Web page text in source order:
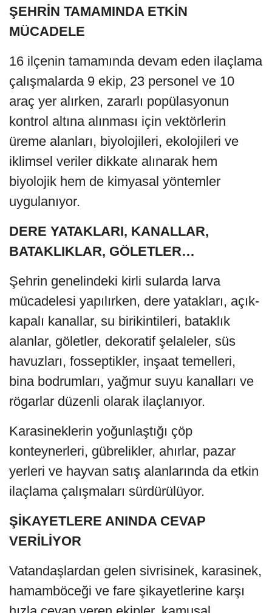
ŞEHRİN TAMAMINDA ETKİN
MÜCADELE
16 ilçenin tamamında devam eden ilaçlama
çalışmalarda 9 ekip, 23 personel ve 10
araç yer alırken, zararlı popülasyonun
kontrol altına alınması için vektörlerin
üreme alanları, biyolojileri, ekolojileri ve
iklimsel veriler dikkate alınarak hem
biyolojik hem de kimyasal yöntemler
uygulanıyor.
DERE YATAKLARI, KANALLAR,
BATAKLIKLAR, GÖLETLER…
Şehrin genelindeki kirli sularda larva
mücadelesi yapılırken, dere yatakları, açık-
kapalı kanallar, su birikintileri, bataklık
alanlar, göletler, dekoratif şelaleler, süs
havuzları, fosseptikler, inşaat temelleri,
bina bodrumları, yağmur suyu kanalları ve
rögarlar düzenli olarak ilaçlanıyor.
Karasineklerin yoğunlaştığı çöp
konteynerleri, gübrelikler, ahırlar, pazar
yerleri ve hayvan satış alanlarında da etkin
ilaçlama çalışmaları sürdürülüyor.
ŞİKAYETLERE ANINDA CEVAP
VERİLİYOR
Vatandaşlardan gelen sivrisinek, karasinek,
hamamböceği ve fare şikayetlerine karşı